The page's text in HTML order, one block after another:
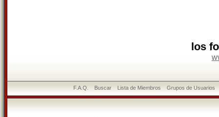
los
F.A.Q. Buscar Lista de Miembros Grupos de Usuarios